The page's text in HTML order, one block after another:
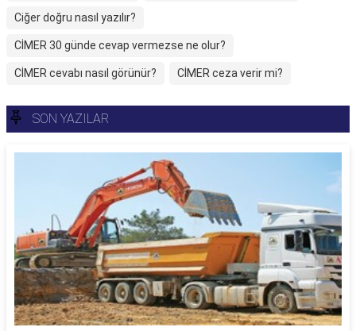
Ciğer doğru nasıl yazılır?
CİMER 30 günde cevap vermezse ne olur?
CİMER cevabı nasıl görünür? CİMER ceza verir mi?
SON YAZILAR